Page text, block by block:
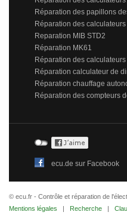
Réparation des papillons
Réparation des
Reparation MIB STD2
Réparation MK61
Réparation des
Réparation calculateur de
Réparation chauffage
Réparation des compteurs
ecu.de sur Facebook
© ecu.fr - Contrôle et réparation de
Mentions légales
| Recherche |